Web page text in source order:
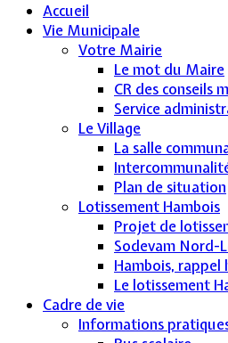
Accueil
Vie Municipale
Votre Mairie
Le mot du Maire
CR des conseils
Service
Le Village
La salle
Plan de situation
Lotissement Hambois
Projet de
Sodevam Nord-
Hambois, rappel
Le lotissement
Cadre de vie
Informations